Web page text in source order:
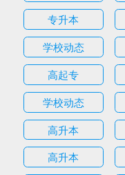
专升本
学校动态
高起专
学校动态
高升本
高升本